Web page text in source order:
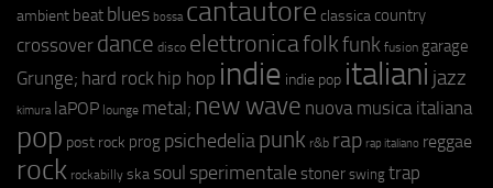
ambient beat blues bossa cantautore classica country
crossover dance disco elettronicafolkfunk fusion garage
Grunge; hard rock hip hop indie indie pop italiani jazz
kimura laPOP lounge metal; new wave nuova musica italiana
pop post rock prog psichedeliapunk r&b rap rap italiano reggae
rock rockabilly ska soul sperimentale stoner swing trap